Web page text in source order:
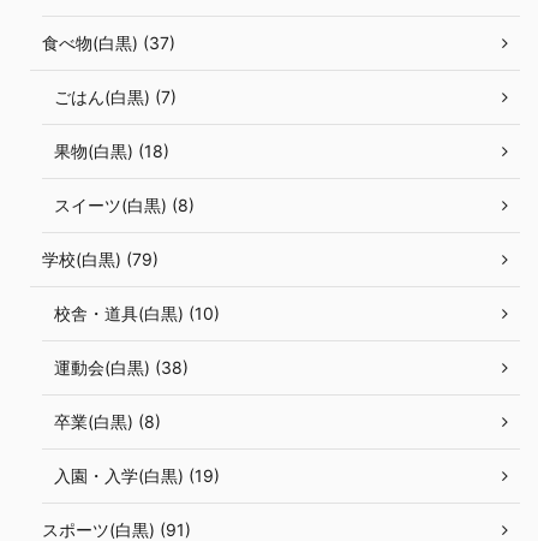
食べ物(白黒) (37)
ごはん(白黒) (7)
果物(白黒) (18)
スイーツ(白黒) (8)
学校(白黒) (79)
校舎・道具(白黒) (10)
運動会(白黒) (38)
卒業(白黒) (8)
入園・入学(白黒) (19)
スポーツ(白黒) (91)